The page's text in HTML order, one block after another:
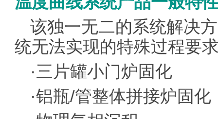
该独一无二的系统解决
统无法实现的特殊过程要
·三片罐小门炉固化
·铝瓶/管整体拼接炉固化